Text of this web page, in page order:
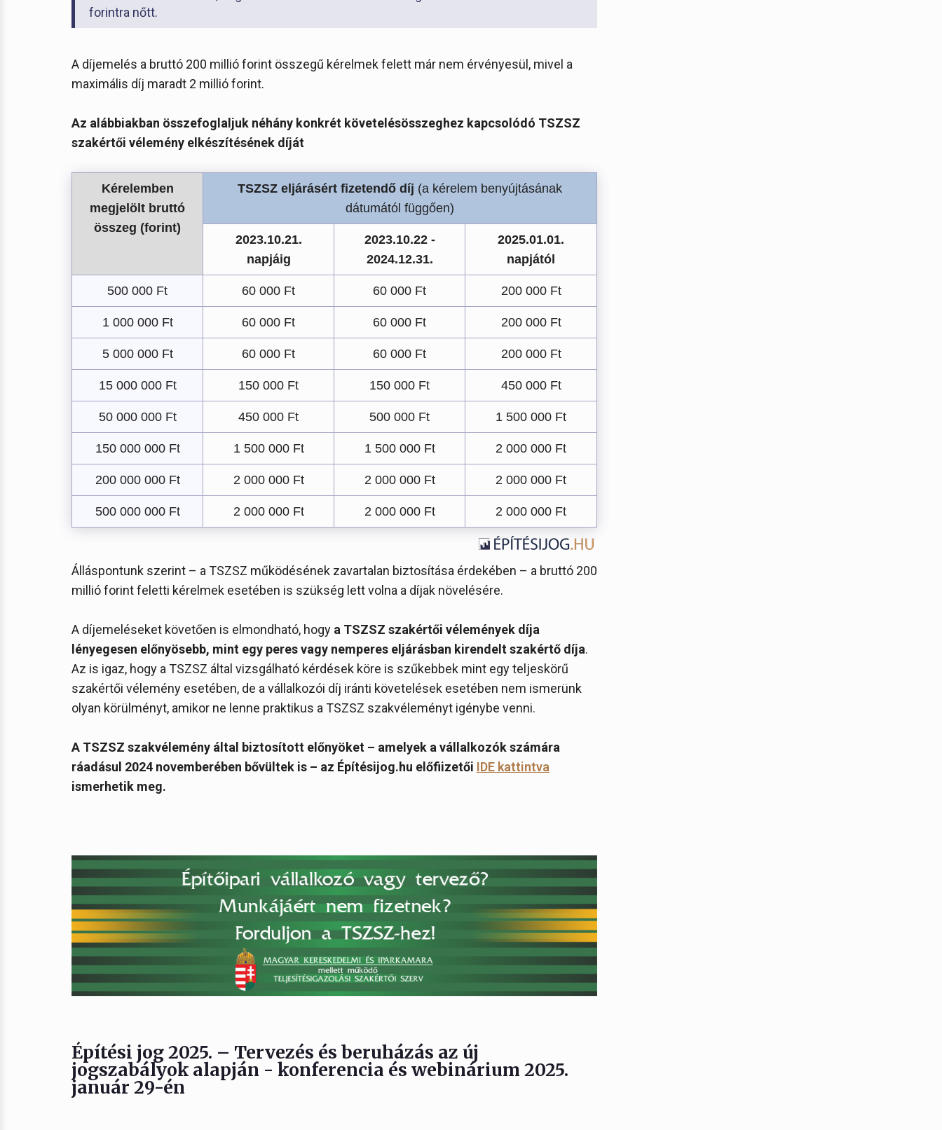
forintra nőtt.
A díjemelés a bruttó 200 millió forint összegű kérelmek felett már nem érvényesül, mivel a
maximális díj maradt 2 millió forint.
Az alábbiakban összefoglaljuk néhány konkrét követelésösszeghez kapcsolódó TSZSZ
szakértői vélemény elkészítésének díját
Kérelemben
megjelölt bruttó
összeg (forint)
TSZSZ eljárásért fizetendő díj (a kérelem benyújtásának
dátumától függően)
2023.10.21.
napjáig
2023.10.22 -
2024.12.31.
2025.01.01.
napjától
500 000 Ft 60 000 Ft 60 000 Ft 200 000 Ft
1 000 000 Ft 60 000 Ft 60 000 Ft 200 000 Ft
5 000 000 Ft 60 000 Ft 60 000 Ft 200 000 Ft
15 000 000 Ft 150 000 Ft 150 000 Ft 450 000 Ft
50 000 000 Ft 450 000 Ft 500 000 Ft 1 500 000 Ft
150 000 000 Ft 1 500 000 Ft 1 500 000 Ft 2 000 000 Ft
200 000 000 Ft 2 000 000 Ft 2 000 000 Ft 2 000 000 Ft
500 000 000 Ft 2 000 000 Ft 2 000 000 Ft 2 000 000 Ft
Álláspontunk szerint – a TSZSZ működésének zavartalan biztosítása érdekében – a bruttó 200
millió forint feletti kérelmek esetében is szükség lett volna a díjak növelésére.
A díjemeléseket követően is elmondható, hogy a TSZSZ szakértői vélemények díja
lényegesen előnyösebb, mint egy peres vagy nemperes eljárásban kirendelt szakértő díja.
Az is igaz, hogy a TSZSZ által vizsgálható kérdések köre is szűkebbek mint egy teljeskörű
szakértői vélemény esetében, de a vállalkozói díj iránti követelések esetében nem ismerünk
olyan körülményt, amikor ne lenne praktikus a TSZSZ szakvéleményt igénybe venni.
A TSZSZ szakvélemény által biztosított előnyöket – amelyek a vállalkozók számára
ráadásul 2024 novemberében bővültek is – az Építésijog.hu előfiizetői IDE kattintva
ismerhetik meg.
Építési jog 2025. – Tervezés és beruházás az új
jogszabályok alapján - konferencia és webinárium 2025.
január 29-én